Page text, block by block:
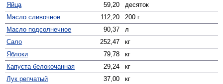
Яйца 59,20
десяток
Масло сливочное
112,20
200 г
Масло подсолнечное
90,37
л
Сало
252,47
кг
Яблоки
79,78
кг
Капуста белокочанная
29,24
кг
Лук репчатый
37,00
кг